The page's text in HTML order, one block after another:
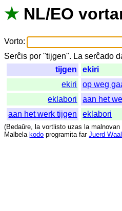
★ NL/EO
Vorto:
Serĉis por "tijgen". La serĉado
tijgen
ekiri
ekiri
op weg
eklabori
aan het
aan het werk tijgen
eklabori
(Bedaŭre, la vortlisto uzas la malnovan
Malbela kodo programita far Juerd